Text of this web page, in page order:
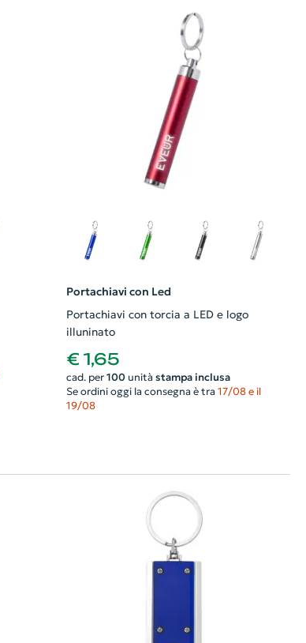
Portachiavi con Led
Portachiavi con torcia a LED e logo
illuninato
€ 1,65
cad. per 100unità stampa inclusa
Se ordini oggi la consegna è tra 17/08 e il
19/08